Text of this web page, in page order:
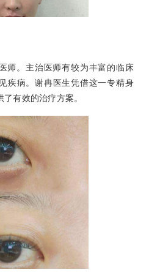
师。主治医师有较为丰富的临床
疾病。谢冉医生凭借这一专精身
有效的治疗方案。